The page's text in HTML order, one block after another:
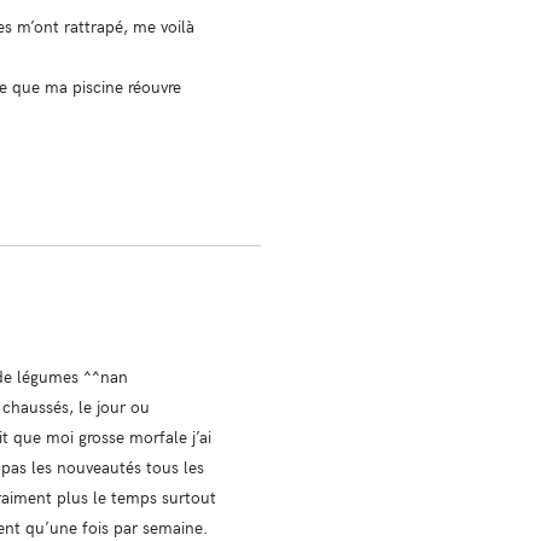
m’ont rattrapé, me voilà
ma piscine réouvre
légumes ^^nan
le jour ou
que moi grosse morfale j’ai
les nouveautés tous les
plus le temps surtout
qu’une fois par semaine.